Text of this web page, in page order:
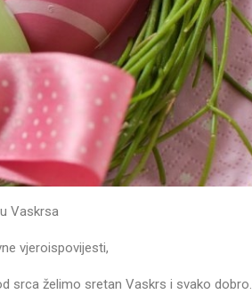
Vaskrsa
vjeroispovijesti,
srca želimo sretan Vaskrs i svako dobro.